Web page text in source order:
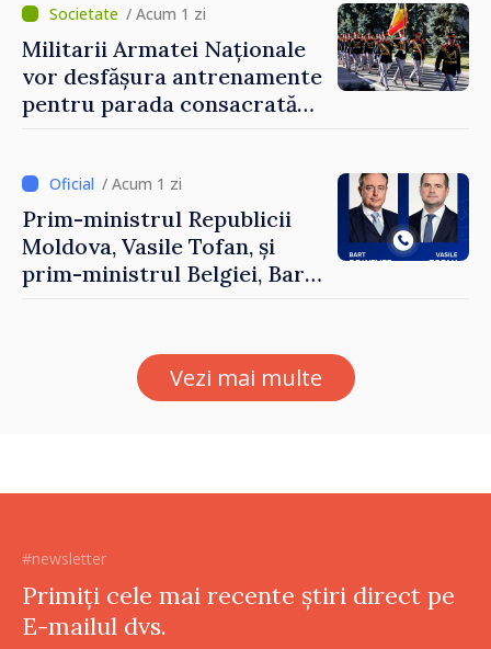
Forumul Diasporei
/ Acum 1 zi
Militarii Armatei Naționale
vor desfășura antrenamente
pentru parada consacrată
/ Acum 1 zi
Prim-ministrul Republicii
Moldova, Vasile Tofan, și
prim-ministrul Belgiei, Bart
al Republicii Moldova.
Vezi mai multe
#newsletter
Primiți cele mai recente știri direct pe
E-mailul dvs.